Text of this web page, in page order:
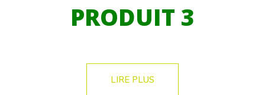
PRODUIT 3
LIRE PLUS